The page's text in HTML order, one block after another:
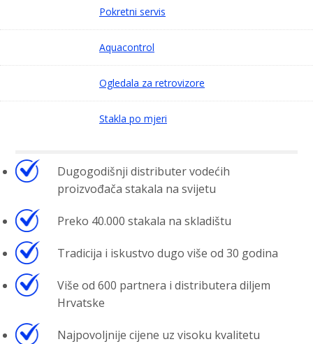
Pokretni servis
Aquacontrol
Ogledala za retrovizore
Stakla po mjeri
Dugogodišnji distributer vodećih
proizvođača stakala na svijetu
Preko 40.000 stakala na skladištu
Tradicija i iskustvo dugo više od 30 godina
Više od 600 partnera i distributera diljem
Hrvatske
Najpovoljnije cijene uz visoku kvalitetu